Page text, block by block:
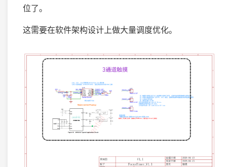
位了。
这需要在软件架构设计上做大量调度优化。